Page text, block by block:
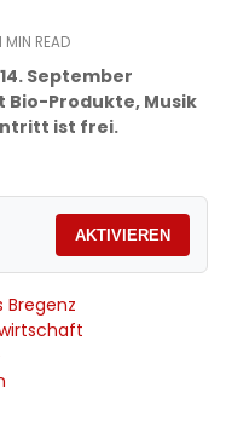
MIN READ
September
Produkte, Musik
ist frei.
AKTIVIEREN